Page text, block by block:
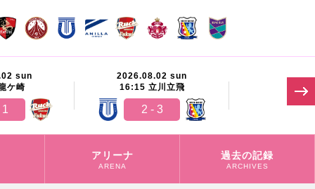
sun
ケ崎
2026.08.02 sun
16:15 立川立飛
2 - 3
11:00
-
アリーナ
ARENA
過去の記録
ARCHIVES